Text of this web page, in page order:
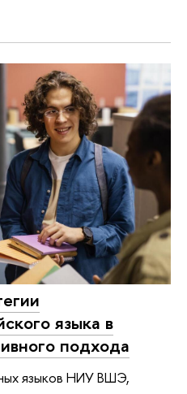
языка в
подхода
языков НИУ ВШЭ,